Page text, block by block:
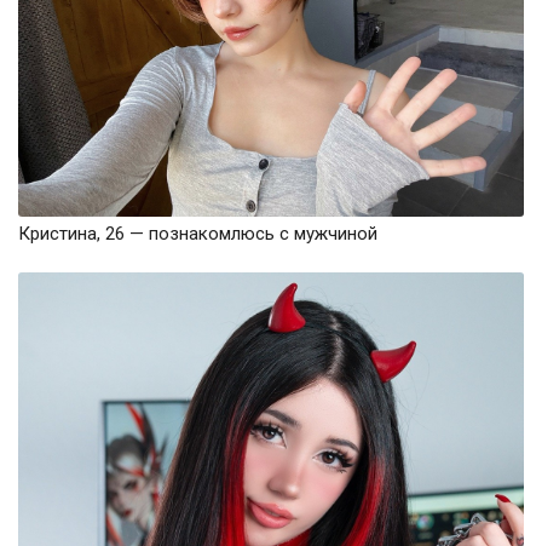
Кристина, 26 — познакомлюсь с мужчиной